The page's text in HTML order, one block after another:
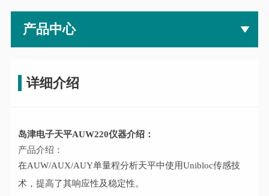
产品中心
详细介绍
岛津电子天平AUW220仪器介绍：
产品介绍：
在AUW/AUX/AUY单量程分析天平中使用Unibloc传感技
术，提高了其响应性及稳定性。